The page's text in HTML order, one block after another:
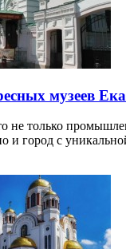
музеев
не только
и город с